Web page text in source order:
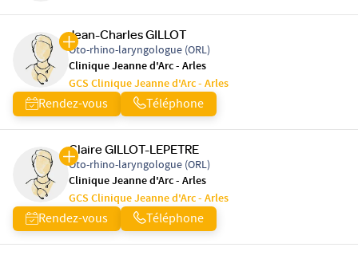
Jean-Charles GILLOT
Oto-rhino-laryngologue (ORL)
Clinique Jeanne d'Arc - Arles
GCS Clinique Jeanne d'Arc - Arles
Rendez-vous Téléphone
Claire GILLOT-LEPETRE
Oto-rhino-laryngologue (ORL)
Clinique Jeanne d'Arc - Arles
GCS Clinique Jeanne d'Arc - Arles
Rendez-vous Téléphone